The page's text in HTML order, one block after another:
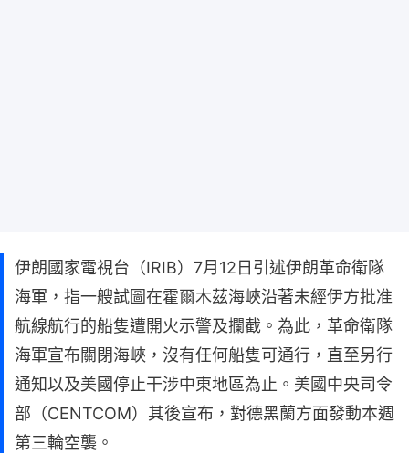
伊朗國家電視台（IRIB）7月12日引述伊朗革命衛隊
海軍，指一艘試圖在霍爾木茲海峽沿著未經伊方批准
航線航行的船隻遭開火示警及攔截。為此，革命衛隊
海軍宣布關閉海峽，沒有任何船隻可通行，直至另行
通知以及美國停止干涉中東地區為止。美國中央司令
部（CENTCOM）其後宣布，對德黑蘭方面發動本週
第三輪空襲。